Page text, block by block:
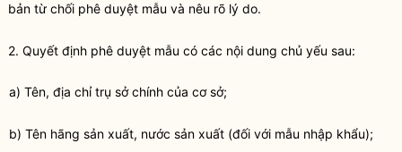
bản từ chối phê duyệt mẫu và nêu rõ lý do.
2. Quyết định phê duyệt mẫu có các nội dung chủ yếu sau:
a) Tên, địa chỉ trụ sở chính của cơ sở;
b) Tên hãng sản xuất, nước sản xuất (đối với mẫu nhập khẩu);